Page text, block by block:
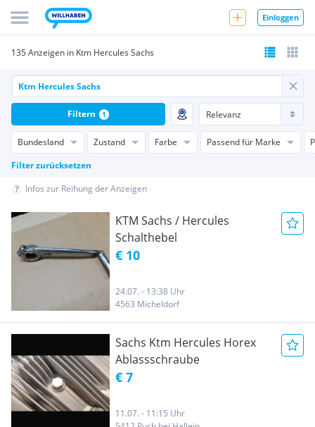
Einloggen
135 Anzeigen in Ktm Hercules Sachs
Bundesland Zustand Farbe Passend für Marke
Filter zurücksetzen
Filtern 1
Infos zur Reihung der Anzeigen
KTM Sachs / Hercules
Schalthebel
€ 10
24.07. - 13:38 Uhr
4563 Micheldorf
Sachs Ktm Hercules Horex
Ablassschraube
€ 7
11.07. - 11:15 Uhr